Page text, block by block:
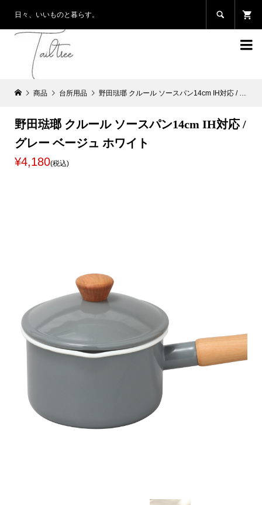
日々、いいものと暮らす。 

商品 台所用品 野田琺瑯 クルール ソースパン14cm IH対応 / グレー ベージュ ホワイト
野田琺瑯 クルール ソースパン14cm IH対応 /
グレー ベージュ ホワイト
¥4,180(税込)